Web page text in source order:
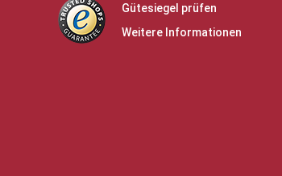
Gütesiegel prüfen
Weitere Informationen